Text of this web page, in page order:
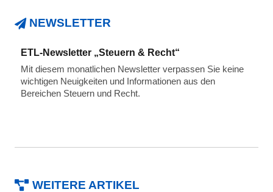
NEWSLETTER
ETL-Newsletter „Steuern & Recht“
Mit diesem monatlichen Newsletter verpassen Sie keine
wichtigen Neuigkeiten und Informationen aus den
Bereichen Steuern und Recht.
WEITERE ARTIKEL